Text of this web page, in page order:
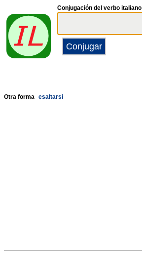
Conjugación del verbo italiano
Otra forma esaltarsi